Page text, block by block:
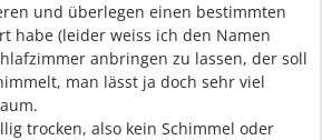
und überlegen einen bestimmten
habe (leider weiss ich den Namen
anbringen zu lassen, der soll
man lässt ja doch sehr viel
trocken, also kein Schimmel oder